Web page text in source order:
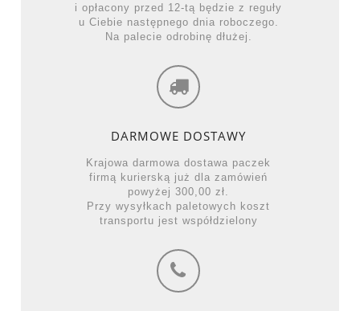
i opłacony przed 12-tą będzie z reguły
u Ciebie następnego dnia roboczego.
Na palecie odrobinę dłużej.
DARMOWE DOSTAWY
Krajowa darmowa dostawa paczek
firmą kurierską już dla zamówień
powyżej 300,00 zł.
Przy wysyłkach paletowych koszt
transportu jest współdzielony